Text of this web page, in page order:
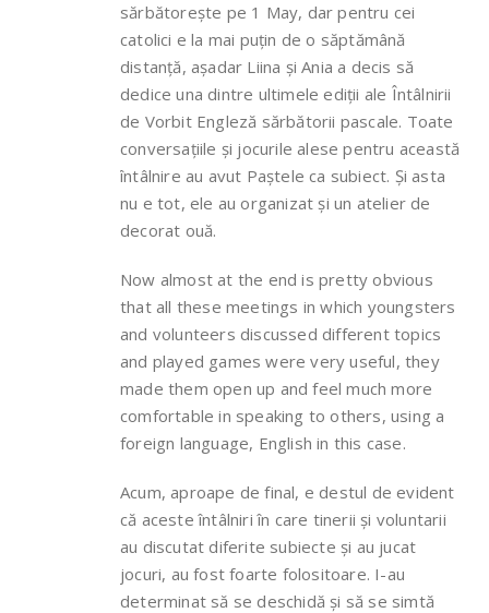
sărbătorește pe 1 May, dar pentru cei
catolici e la mai puțin de o săptămână
distanță, așadar Liina și Ania a decis să
dedice una dintre ultimele ediții ale Întâlnirii
de Vorbit Engleză sărbătorii pascale. Toate
conversațiile și jocurile alese pentru această
întâlnire au avut Paștele ca subiect. Și asta
nu e tot, ele au organizat și un atelier de
decorat ouă.
Now almost at the end is pretty obvious
that all these meetings in which youngsters
and volunteers discussed different topics
and played games were very useful, they
made them open up and feel much more
comfortable in speaking to others, using a
foreign language, English in this case.
Acum, aproape de final, e destul de evident
că aceste întâlniri în care tinerii și voluntarii
au discutat diferite subiecte și au jucat
jocuri, au fost foarte folositoare. I-au
determinat să se deschidă și să se simtă